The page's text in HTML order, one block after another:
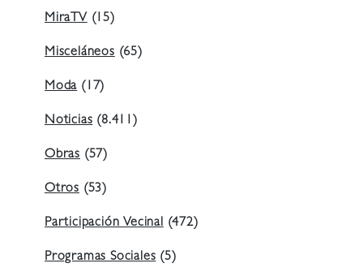
MiraTV(15)
Misceláneos(65)
Moda(17)
Noticias(8.411)
Obras (57)
Otros (53)
Participación Vecinal(472)
Programas Sociales(5)